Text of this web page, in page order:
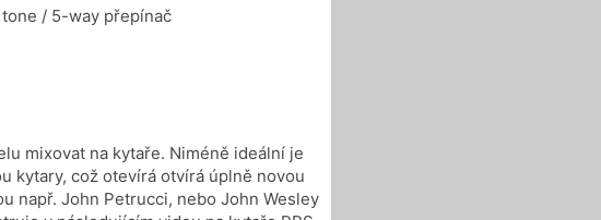
/ 5-way přepínač
mixovat na kytaře. Niméně ideální je
kytary, což otevírá otvírá úplně novou
např. John Petrucci, nebo John Wesley